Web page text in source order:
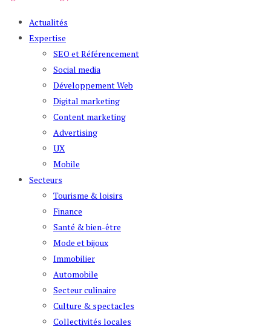
Actualités
Expertise
SEO et Référencement
Social media
Développement Web
Digital marketing
Content marketing
Advertising
UX
Mobile
Secteurs
Tourisme & loisirs
Finance
Santé & bien-être
Mode et bijoux
Immobilier
Automobile
Secteur culinaire
Culture & spectacles
Collectivités locales